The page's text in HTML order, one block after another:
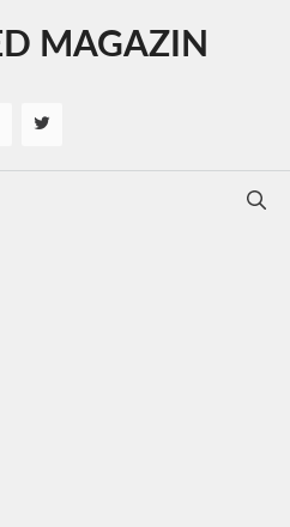
MAGAZIN